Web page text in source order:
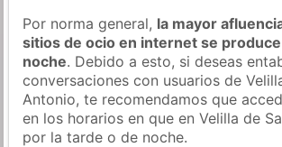
Por norma general, la mayor
sitios de ocio en internet se
noche. Debido a esto, si deseas
conversaciones con usuarios de
Antonio, te recomendamos que
en los horarios en que en Velilla de
por la tarde o de noche.